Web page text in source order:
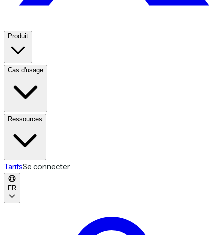
Produit
Cas d'usage
Ressources
TarifsSe connecter
FR